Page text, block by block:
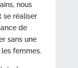
nous
se réaliser
de
sans une
femmes.